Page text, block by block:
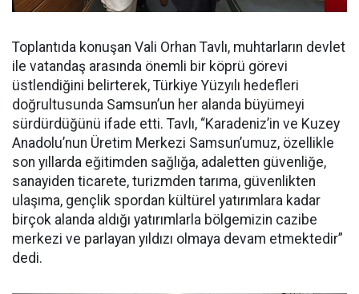
Toplantıda konuşan Vali Orhan Tavlı, muhtarların devlet
ile vatandaş arasında önemli bir köprü görevi
üstlendiğini belirterek, Türkiye Yüzyılı hedefleri
doğrultusunda Samsun’un her alanda büyümeyi
sürdürdüğünü ifade etti. Tavlı, “Karadeniz’in ve Kuzey
Anadolu’nun Üretim Merkezi Samsun’umuz, özellikle
son yıllarda eğitimden sağlığa, adaletten güvenliğe,
sanayiden ticarete, turizmden tarıma, güvenlikten
ulaşıma, gençlik spordan kültürel yatırımlara kadar
birçok alanda aldığı yatırımlarla bölgemizin cazibe
merkezi ve parlayan yıldızı olmaya devam etmektedir”
dedi.